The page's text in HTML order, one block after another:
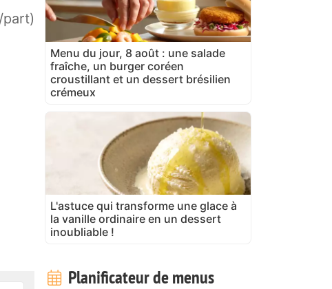
Menu du jour, 8 août : une salade
fraîche, un burger coréen
croustillant et un dessert brésilien
crémeux
L'astuce qui transforme une glace à
la vanille ordinaire en un dessert
inoubliable !
Planificateur de menus